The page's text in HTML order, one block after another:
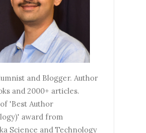
and Blogger. Author
and 2000+ articles.
'Best Author
award from
Science and Technology